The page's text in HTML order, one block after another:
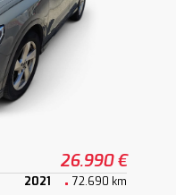
26.990 €
2021 72.690 km